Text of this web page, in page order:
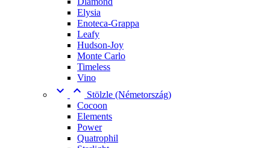
Elysia
Enoteca-Grappa
Leafy
Hudson-Joy
Monte Carlo
Timeless
Vino
 
Stölzle (Németország)
Cocoon
Elements
Power
Quatrophil